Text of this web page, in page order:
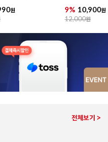
원
9% 10,900원
12,000원
전체보기 >